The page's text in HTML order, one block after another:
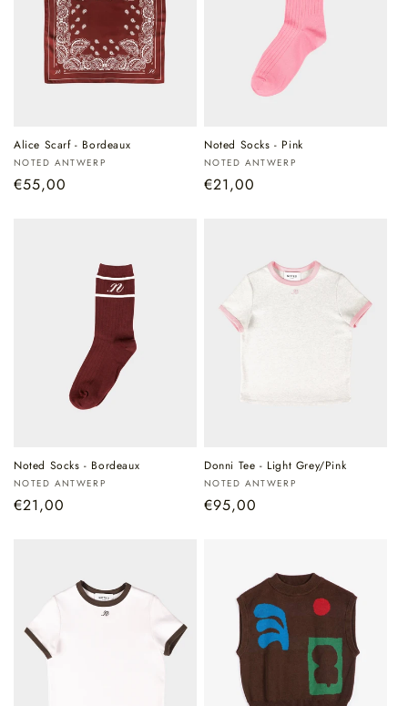
Alice Scarf - Bordeaux
Verkoper:
NOTED ANTWERP
Normale
€55,00
Noted Socks - Pink
Verkoper:
NOTED ANTWERP
Normale
€21,00
Noted Socks - Bordeaux
Verkoper:
NOTED ANTWERP
Normale
€21,00
Donni Tee - Light Grey/Pink
Verkoper:
NOTED ANTWERP
Normale
€95,00